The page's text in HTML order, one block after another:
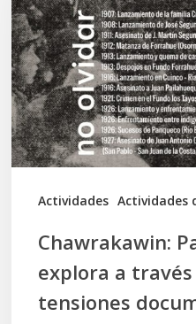
Actividades Actividades
a
través
del
arte
las
tensiones
documentales
memoria
Mapuche
Chawrakawin:
explora a
tensiones